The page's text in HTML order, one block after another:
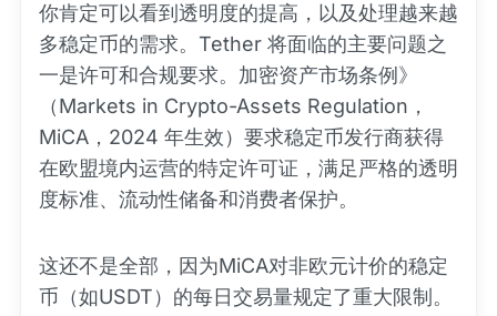
你肯定可以看到透明度的提高，以及处理越来越
多稳定币的需求。Tether 将面临的主要问题之
一是许可和合规要求。加密资产市场条例》
（Markets in Crypto-Assets Regulation，
MiCA，2024 年生效）要求稳定币发行商获得
在欧盟境内运营的特定许可证，满足严格的透明
度标准、流动性储备和消费者保护。
这还不是全部，因为MiCA对非欧元计价的稳定
币（如USDT）的每日交易量规定了重大限制。